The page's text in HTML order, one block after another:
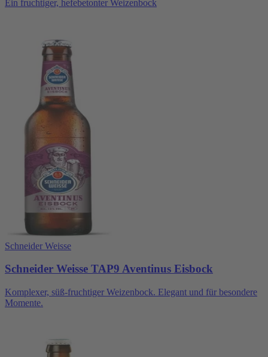
Ein fruchtiger, hefebetonter Weizenbock
Schneider Weisse
Schneider Weisse TAP9 Aventinus Eisbock
Komplexer, süß-fruchtiger Weizenbock. Elegant und für besondere
Momente.